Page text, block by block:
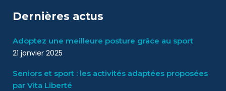
Dernières actus
Adoptez une meilleure posture grâce au sport
21 janvier 2025
Seniors et sport : les activités adaptées proposées
par Vita Liberté